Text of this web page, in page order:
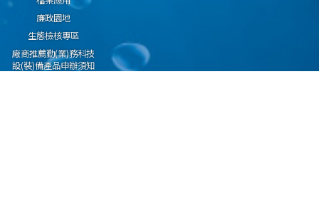
廉政園地
生態檢核專區
廠商推薦勤(業)務科技
設(裝)備產品申辦須知